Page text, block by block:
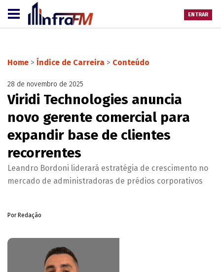
ENTRAR
Home > Índice de Carreira > Conteúdo
28 de novembro de 2025
Viridi Technologies anuncia
novo gerente comercial para
expandir base de clientes
recorrentes
Leandro Bordoni liderará estratégia de crescimento no
mercado de administradoras de prédios corporativos
Por Redação